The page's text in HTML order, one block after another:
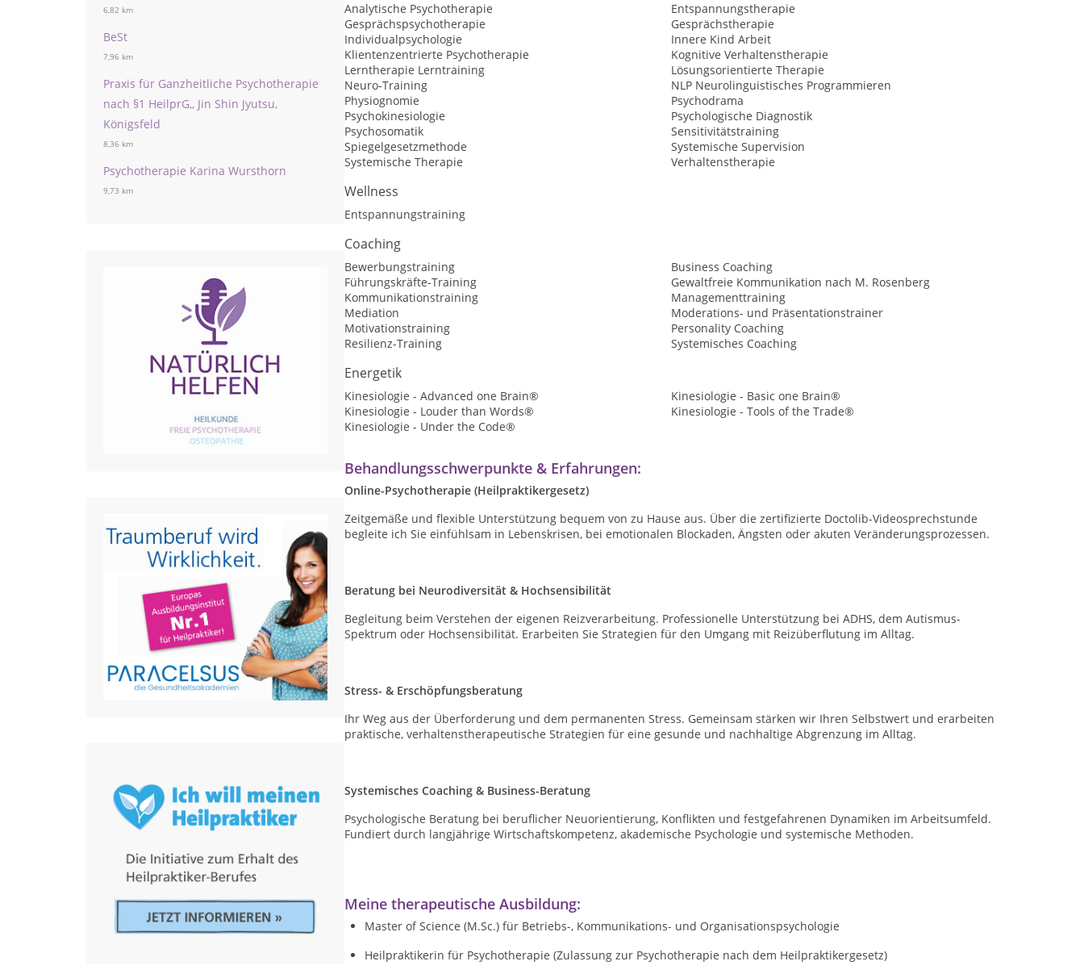
6,82 km
BeSt
7,96 km
Praxis für Ganzheitliche Psychotherapie
nach §1 HeilprG,, Jin Shin Jyutsu,
Königsfeld
8,36 km
Psychotherapie Karina Wursthorn
9,73 km
Analytische Psychotherapie
Entspannungstherapie
Gesprächspsychotherapie
Gesprächstherapie
Individualpsychologie
Innere Kind Arbeit
Klientenzentrierte Psychotherapie
Kognitive Verhaltenstherapie
Lerntherapie Lerntraining
Lösungsorientierte Therapie
Neuro-Training
NLP Neurolinguistisches Programmieren
Physiognomie
Psychodrama
Psychokinesiologie
Psychologische Diagnostik
Psychosomatik
Sensitivitätstraining
Spiegelgesetzmethode
Systemische Supervision
Systemische Therapie
Verhaltenstherapie
Wellness
Entspannungstraining
Coaching
Bewerbungstraining
Business Coaching
Führungskräfte-Training
Gewaltfreie Kommunikation nach M. Rosenberg
Kommunikationstraining
Managementtraining
Mediation
Moderations- und Präsentationstrainer
Motivationstraining
Personality Coaching
Resilienz-Training
Systemisches Coaching
Energetik
Kinesiologie - Advanced one Brain®
Kinesiologie - Basic one Brain®
Kinesiologie - Louder than Words®
Kinesiologie - Tools of the Trade®
Kinesiologie - Under the Code®
Behandlungsschwerpunkte & Erfahrungen:
Online-Psychotherapie (Heilpraktikergesetz)
Zeitgemäße und flexible Unterstützung bequem von zu Hause aus. Über die zertifizierte Doctolib-Videosprechstunde
begleite ich Sie einfühlsam in Lebenskrisen, bei emotionalen Blockaden, Ängsten oder akuten Veränderungsprozessen.
Beratung bei Neurodiversität & Hochsensibilität
Begleitung beim Verstehen der eigenen Reizverarbeitung. Professionelle Unterstützung bei ADHS, dem Autismus-
Spektrum oder Hochsensibilität. Erarbeiten Sie Strategien für den Umgang mit Reizüberflutung im Alltag.
Stress- & Erschöpfungsberatung
Ihr Weg aus der Überforderung und dem permanenten Stress. Gemeinsam stärken wir Ihren Selbstwert und erarbeiten
praktische, verhaltenstherapeutische Strategien für eine gesunde und nachhaltige Abgrenzung im Alltag.
Systemisches Coaching & Business-Beratung
Psychologische Beratung bei beruflicher Neuorientierung, Konflikten und festgefahrenen Dynamiken im Arbeitsumfeld.
Fundiert durch langjährige Wirtschaftskompetenz, akademische Psychologie und systemische Methoden.
Meine therapeutische Ausbildung:
Master of Science (M.Sc.) für Betriebs-, Kommunikations- und Organisationspsychologie
Heilpraktikerin für Psychotherapie (Zulassung zur Psychotherapie nach dem Heilpraktikergesetz)